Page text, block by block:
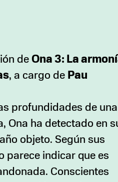
de Ona 3: La
, a cargo de Pau
profundidades de una
Ona ha detectado en
objeto. Según sus
parece indicar que es
Conscientes